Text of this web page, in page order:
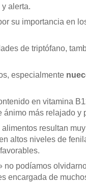
alerta.
su importancia en
de triptófano,
especialmente
en vitamina
más relajado y
alimentos resultan
altos niveles de
podíamos
encargada de